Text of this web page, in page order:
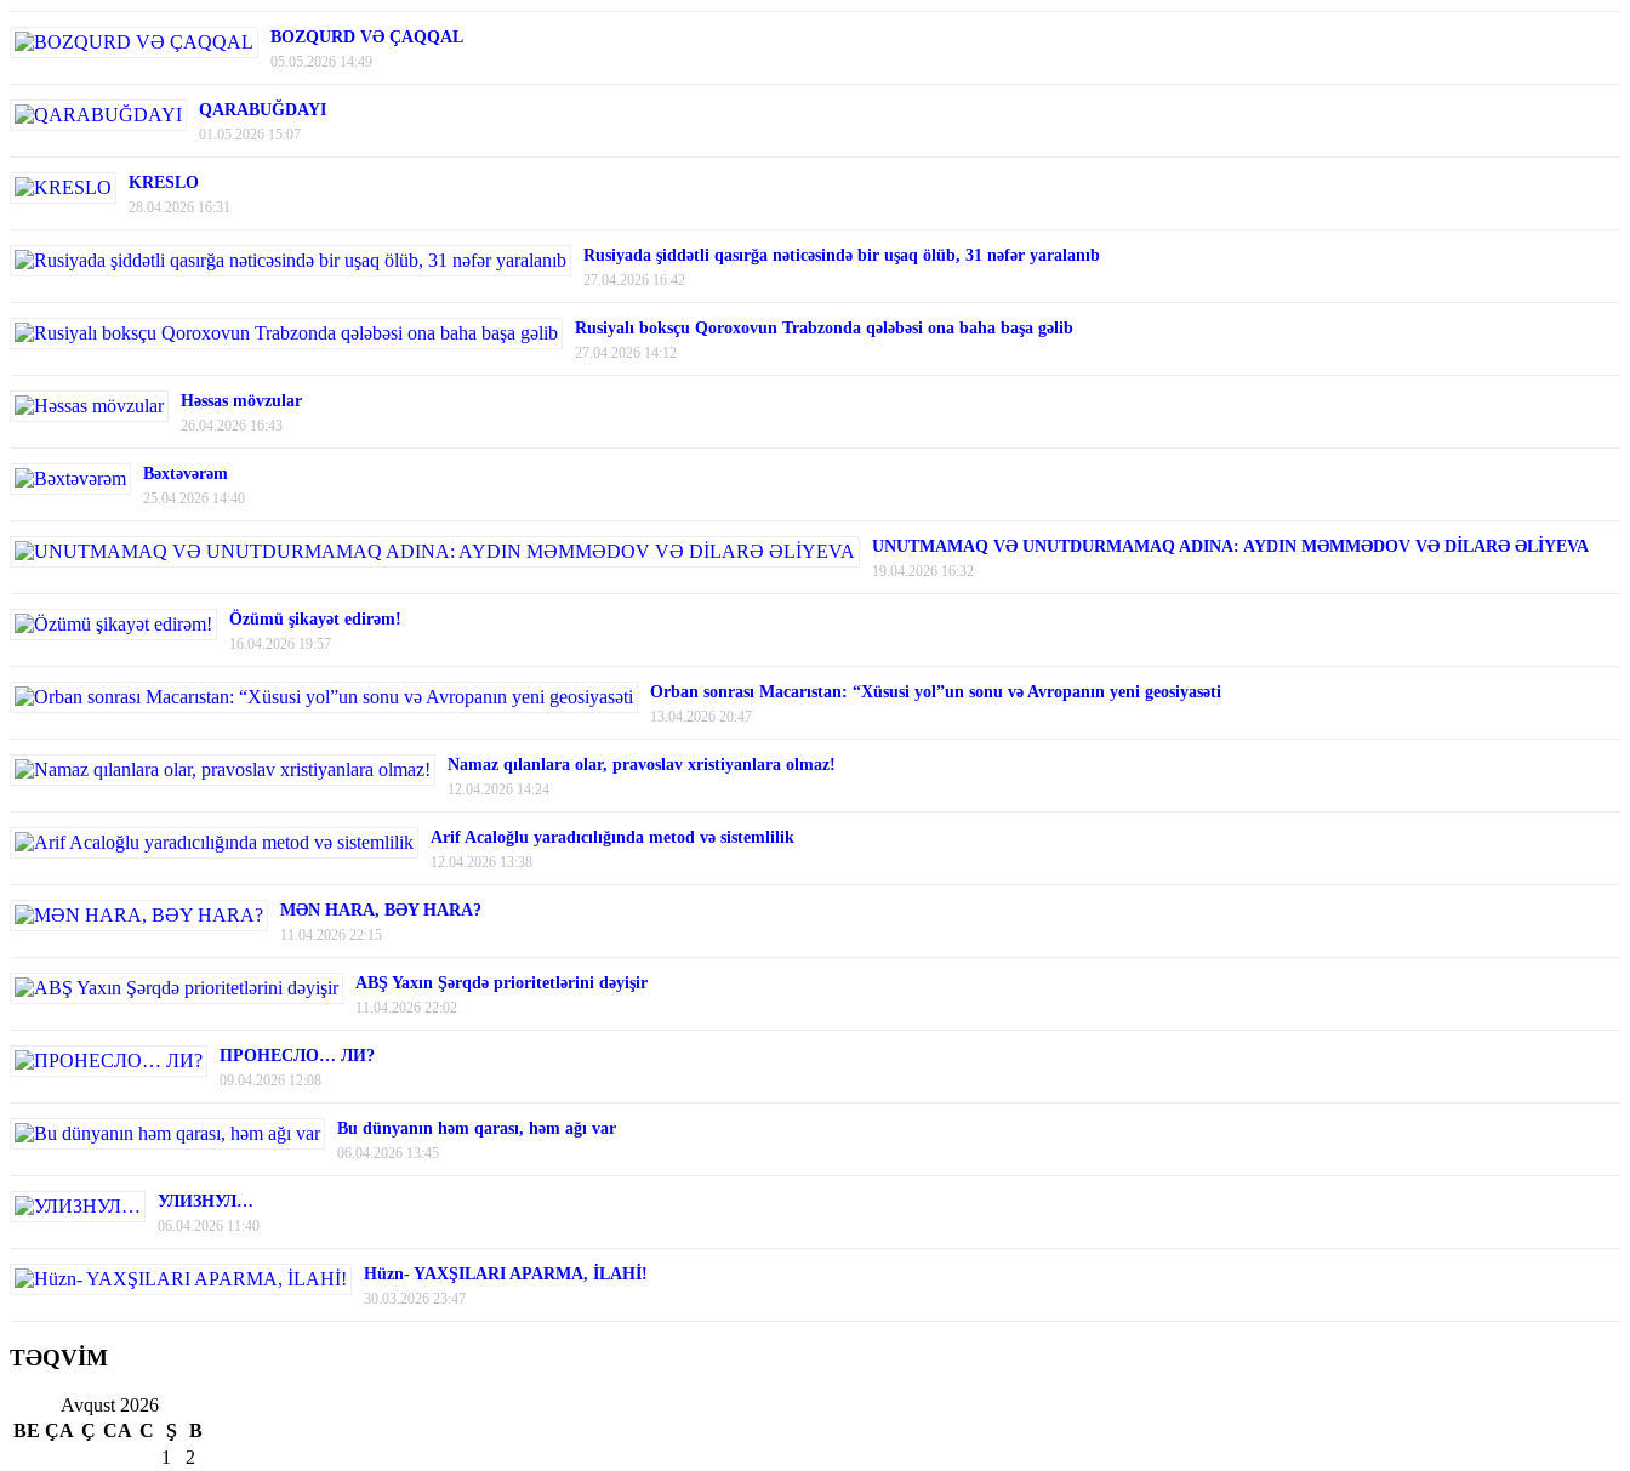
BOZQURD VƏ ÇAQQAL
05.05.2026 14:49
QARABUĞDAYI
01.05.2026 15:07
KRESLO
28.04.2026 16:31
Rusiyada şiddətli qasırğa nəticəsində bir uşaq ölüb, 31 nəfər yaralanıb
27.04.2026 16:42
Rusiyalı boksçu Qoroxovun Trabzonda qələbəsi ona baha başa gəlib
27.04.2026 14:12
Həssas mövzular
26.04.2026 16:43
Bəxtəvərəm
25.04.2026 14:40
UNUTMAMAQ VƏ UNUTDURMAMAQ ADINA: AYDIN MƏMMƏDOV VƏ DİLARƏ ƏLİYEVA
19.04.2026 16:32
Özümü şikayət edirəm!
16.04.2026 19:57
Orban sonrası Macarıstan: “Xüsusi yol”un sonu və Avropanın yeni geosiyasəti
13.04.2026 20:47
Namaz qılanlara olar, pravoslav xristiyanlara olmaz!
12.04.2026 14:24
Arif Acaloğlu yaradıcılığında metod və sistemlilik
12.04.2026 13:38
MƏN HARA, BƏY HARA?
11.04.2026 22:15
ABŞ Yaxın Şərqdə prioritetlərini dəyişir
11.04.2026 22:02
ПРОНЕСЛО… ЛИ?
09.04.2026 12:08
Bu dünyanın həm qarası, həm ağı var
06.04.2026 13:45
УЛИЗНУЛ…
06.04.2026 11:40
Hüzn- YAXŞILARI APARMA, İLAHİ!
30.03.2026 23:47
TƏQVİM
Avqust 2026
BE ÇA Ç CA C Ş
B
1
2